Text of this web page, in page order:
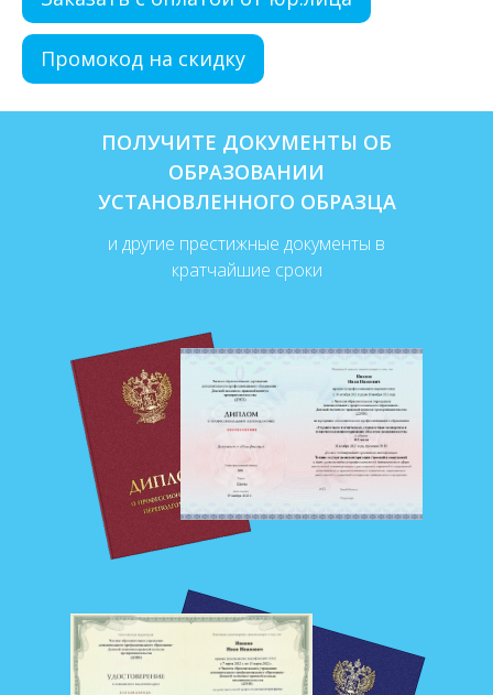
Промокод на скидку
и другие престижные документы в
кратчайшие сроки
ПОЛУЧИТЕ ДОКУМЕНТЫ ОБ
ОБРАЗОВАНИИ
УСТАНОВЛЕННОГО ОБРАЗЦА